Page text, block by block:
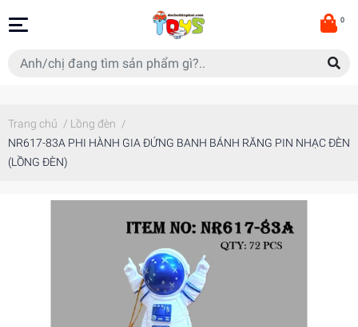
0
Trang chủ / Lồng đèn /
NR617-83A PHI HÀNH GIA ĐỨNG BANH BÁNH RĂNG PIN NHẠC ĐÈN
(LỒNG ĐÈN)